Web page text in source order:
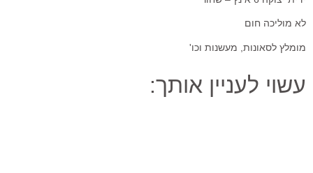
לא מוליכה חום
מומלץ לסאונות, מעשנות וכו'
עשוי לעניין אותך: